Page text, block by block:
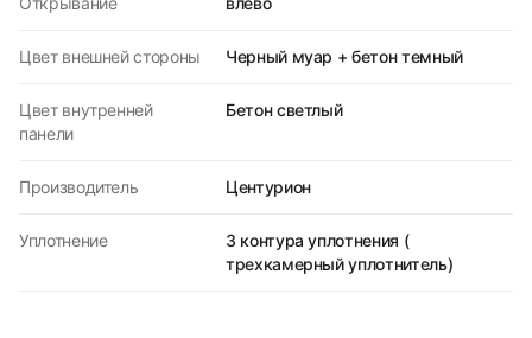
Цвет внешней стороны Черный муар + бетон темный
Цвет внутренней
панели
Бетон светлый
Производитель Центурион
Уплотнение
3 контура уплотнения (
трехкамерный уплотнитель)